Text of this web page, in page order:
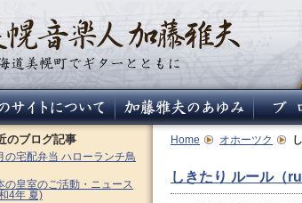
Home オホーツク
しきたり ルール（
のブログ記事
の宅配弁当 ハローランチ鳥
の皇室のご活動・ニュース
4年 夏)